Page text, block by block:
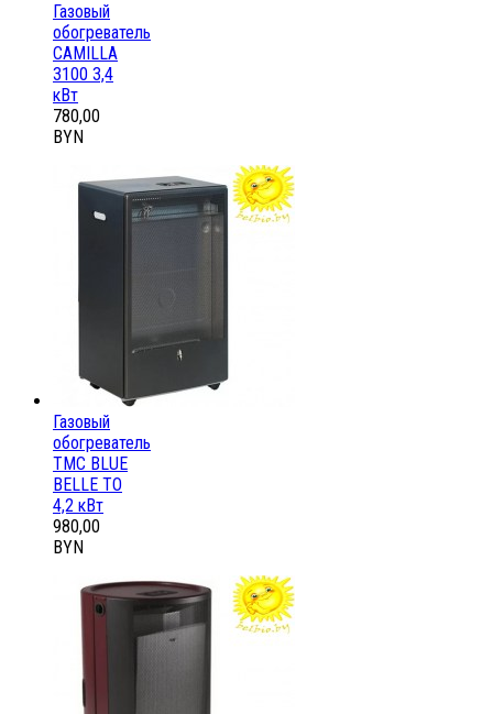
Газовый
обогреватель
CAMILLA
3100 3,4
кВт
780,00
BYN
Газовый
обогреватель
ТМС BLUE
BELLE ТО
4,2 кВт
980,00
BYN